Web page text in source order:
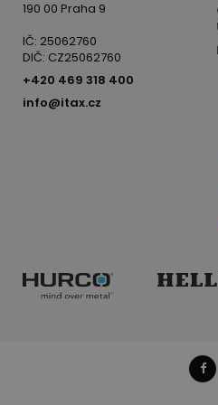
190 00 Praha 9
IČ: 25062760
DIČ: CZ25062760
+420 469 318 400
info@itax.cz